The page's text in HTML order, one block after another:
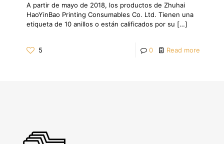
A partir de mayo de 2018, los productos de Zhuhai
HaoYinBao Printing Consumables Co. Ltd. Tienen una
etiqueta de 10 anillos o están calificados por su […]
5 0 Read more